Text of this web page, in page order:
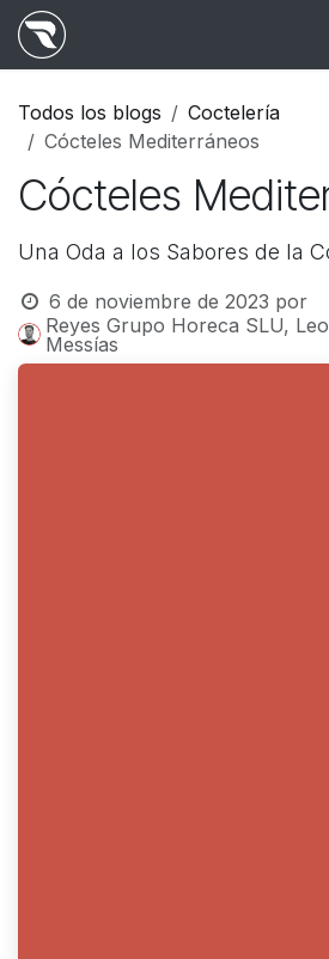
Ir al contenido
Todos los blogs
Coctelería
Cócteles Mediterráneos
Cócteles
Una Oda a los Sabores de la
6 de noviembre de 2023 por
Reyes Grupo Horeca SLU,
Messías